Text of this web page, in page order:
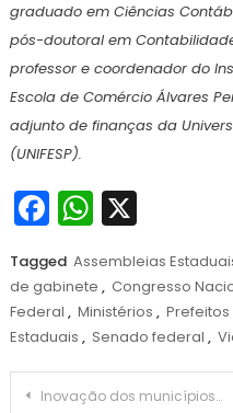
graduado em Ciências
pós-doutoral em
professor e coordenador do
Escola de Comércio Álvares
adjunto de finanças da
(UNIFESP).
Facebook
X
Tagged Assembleias
de gabinete , Congresso
Federal , Ministérios , Prefeitos
Estaduais , Senado federal ,
Navegação
Inovação dos municípios é avaliada em ranking de cidades inteligentes